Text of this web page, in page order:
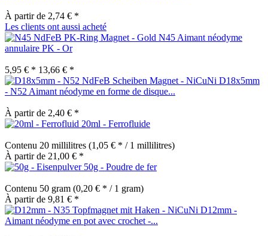
À partir de 2,74 € *
Les clients ont aussi acheté
N45 Aimant néodyme
annulaire PK - Or
5,95 € * 13,66 € *
D18x5mm
- N52 Aimant néodyme en forme de disque...
À partir de 2,40 € *
20ml - Ferrofluide
Contenu 20 millilitres (1,05 € * / 1 millilitres)
À partir de 21,00 € *
50g - Poudre de fer
Contenu 50 gram (0,20 € * / 1 gram)
À partir de 9,81 € *
D12mm -
Aimant néodyme en pot avec crochet -...